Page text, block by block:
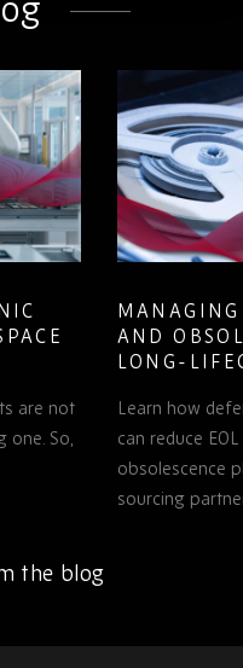
are not
one. So,
AND
LONG-
Learn how
can reduce
obsolescence
sourcing
the blog